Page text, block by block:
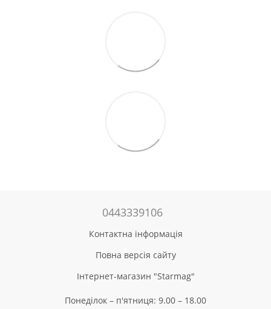
0443339106
Контактна інформація
Повна версія сайту
Інтернет-магазин "Starmag"
Понеділок – п'ятниця: 9.00 – 18.00